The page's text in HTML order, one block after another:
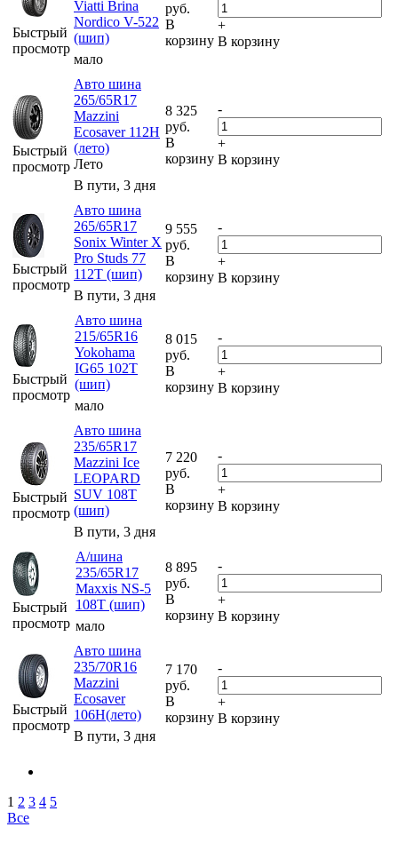
Быстрый
просмотр
Viatti Brina
Nordico V-522
(шип)
мало
руб.
В
корзину
+
В корзину
Быстрый
просмотр
Авто шина
265/65R17
Mazzini
Ecosaver 112H
(лето)
Лето
В пути, 3 дня
8 325
руб.
В
корзину
-
+
В корзину
Быстрый
просмотр
Авто шина
265/65R17
Sonix Winter X
Pro Studs 77
112T (шип)
В пути, 3 дня
9 555
руб.
В
корзину
-
+
В корзину
Быстрый
просмотр
Авто шина
215/65R16
Yokohama
IG65 102T
(шип)
мало
8 015
руб.
В
корзину
-
+
В корзину
Быстрый
просмотр
Авто шина
235/65R17
Mazzini Ice
LEOPARD
SUV 108T
(шип)
В пути, 3 дня
7 220
руб.
В
корзину
-
+
В корзину
Быстрый
просмотр
А/шина
235/65R17
Maxxis NS-5
108T (шип)
мало
8 895
руб.
В
корзину
-
+
В корзину
Быстрый
просмотр
Авто шина
235/70R16
Mazzini
Ecosaver
106H(лето)
В пути, 3 дня
7 170
руб.
В
корзину
-
+
В корзину
1 2 3 4 5
Все